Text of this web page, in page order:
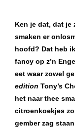
Ken je dat, dat je
smaken er
hoofd? Dat heb
fancy op z’n
eet waar zowel
edition Tony’s
het naar thee
citroenkoekjes
gember zag